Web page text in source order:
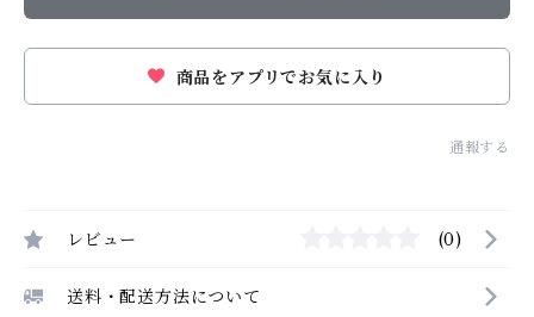
商品をアプリでお気に入り
通報する
レビュー (0)
送料・配送方法について